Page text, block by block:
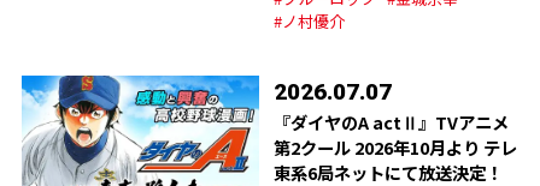
#ノ村優介
2026.07.07
『ダイヤのA actⅡ』TVアニメ
第2クール 2026年10月より テレ
東系6局ネットにて放送決定！